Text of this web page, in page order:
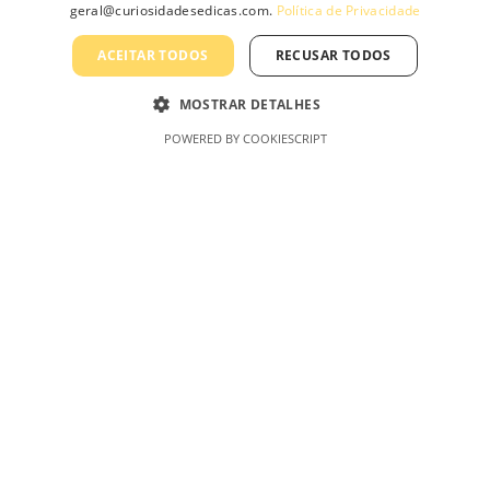
Informação
Sobre Nós
geral@curiosidadesedicas.com. Política de Privacidade
ACEITAR TODOS RECUSAR TODOS
MOSTRAR DETALHES
POWERED BY COOKIESCRIPT